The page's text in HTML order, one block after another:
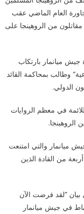
العام الماضي عقب
من الروهينجا على
جيش ميانمار بارتكاب
وطالب بمحاكمة القائد
الدولي.
في معظم الروايات
الروهينجا.
ميانمار والتي امتنعت
من القادة الذين
بيان ”لقد فرضت الآن
في جيش ميانمار